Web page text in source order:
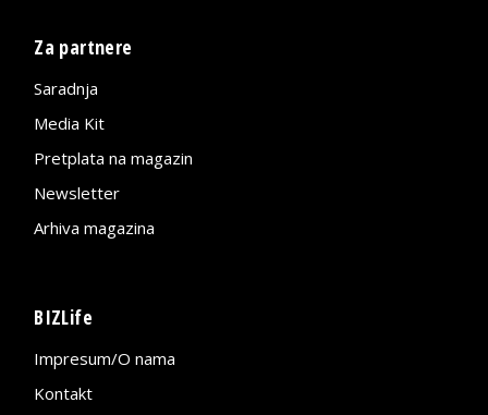
Za partnere
Saradnja
Media Kit
Pretplata na magazin
Newsletter
Arhiva magazina
BIZLife
Impresum/O nama
Kontakt